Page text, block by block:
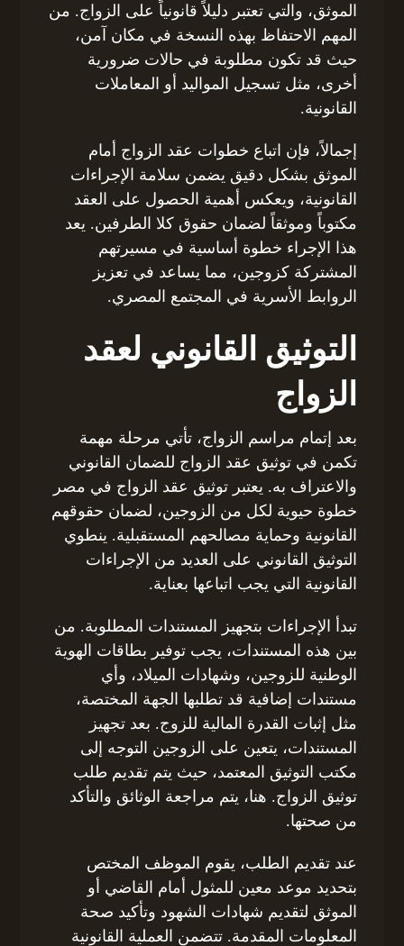
الموثق، والتي تعتبر دليلاً قانونياً على الزواج. من
المهم الاحتفاظ بهذه النسخة في مكان آمن،
حيث قد تكون مطلوبة في حالات ضروریة
أخرى، مثل تسجيل المواليد أو المعاملات
القانونية.
إجمالاً، فإن اتباع خطوات عقد الزواج أمام
الموثق بشكل دقيق يضمن سلامة الإجراءات
القانونية، ويعكس أهمية الحصول على العقد
مكتوباً وموثقاً لضمان حقوق كلا الطرفين. يعد
هذا الإجراء خطوة أساسية في مسيرتهم
المشتركة كزوجين، مما يساعد في تعزيز
الروابط الأسرية في المجتمع المصري.
التوثيق القانوني لعقد
الزواج
بعد إتمام مراسم الزواج، تأتي مرحلة مهمة
تكمن في توثيق عقد الزواج للضمان القانوني
والاعتراف به. يعتبر توثيق عقد الزواج في مصر
خطوة حيوية لكل من الزوجين، لضمان حقوقهم
القانونية وحماية مصالحهم المستقبلية. ينطوي
التوثيق القانوني على العديد من الإجراءات
القانونية التي يجب اتباعها بعناية.
تبدأ الإجراءات بتجهيز المستندات المطلوبة. من
بين هذه المستندات، يجب توفير بطاقات الهوية
الوطنية للزوجين، وشهادات الميلاد، وأي
مستندات إضافية قد تطلبها الجهة المختصة،
مثل إثبات القدرة المالية للزوج. بعد تجهيز
المستندات، يتعين على الزوجين التوجه إلى
مكتب التوثيق المعتمد، حيث يتم تقديم طلب
توثيق الزواج. هنا، يتم مراجعة الوثائق والتأكد
من صحتها.
عند تقديم الطلب، يقوم الموظف المختص
بتحديد موعد معين للمثول أمام القاضي أو
الموثق لتقديم شهادات الشهود وتأكيد صحة
المعلومات المقدمة. تتضمن العملية القانونية